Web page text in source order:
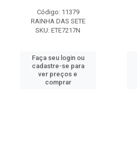
Código: 11379
RAINHA DAS SETE
SKU: ETE7217N
Faça seu login ou
cadastre-se para
ver preços e
comprar